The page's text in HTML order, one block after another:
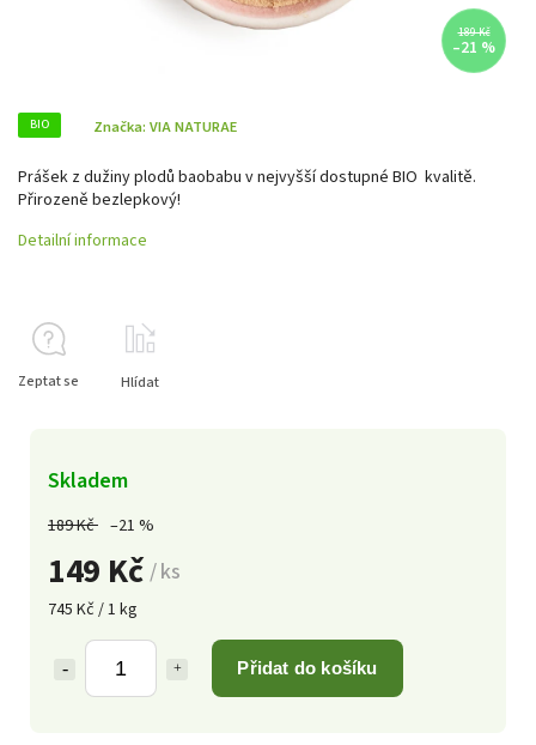
189 Kč
–21 %
BIO Značka: VIA NATURAE
189 Kč –21 %
149 Kč / ks
745 Kč / 1 kg
Přidat do košíku
Skladem
Prášek z dužiny plodů baobabu v nejvyšší dostupné BIO kvalitě.
Přirozeně bezlepkový!
Detailní informace
Zeptat se Hlídat